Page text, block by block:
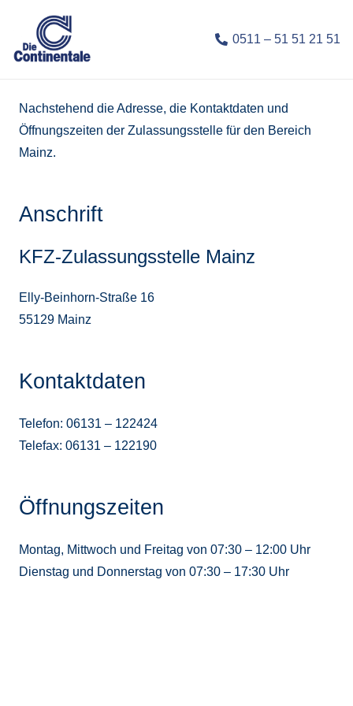
0511 – 51 51 21 51
Nachstehend die Adresse, die Kontaktdaten und
Öffnungszeiten der Zulassungsstelle für den Bereich
Mainz.
Anschrift
KFZ-Zulassungsstelle Mainz
Elly-Beinhorn-Straße 16
55129 Mainz
Kontaktdaten
Telefon: 06131 – 122424
Telefax: 06131 – 122190
Öffnungszeiten
Montag, Mittwoch und Freitag von 07:30 – 12:00 Uhr
Dienstag und Donnerstag von 07:30 – 17:30 Uhr